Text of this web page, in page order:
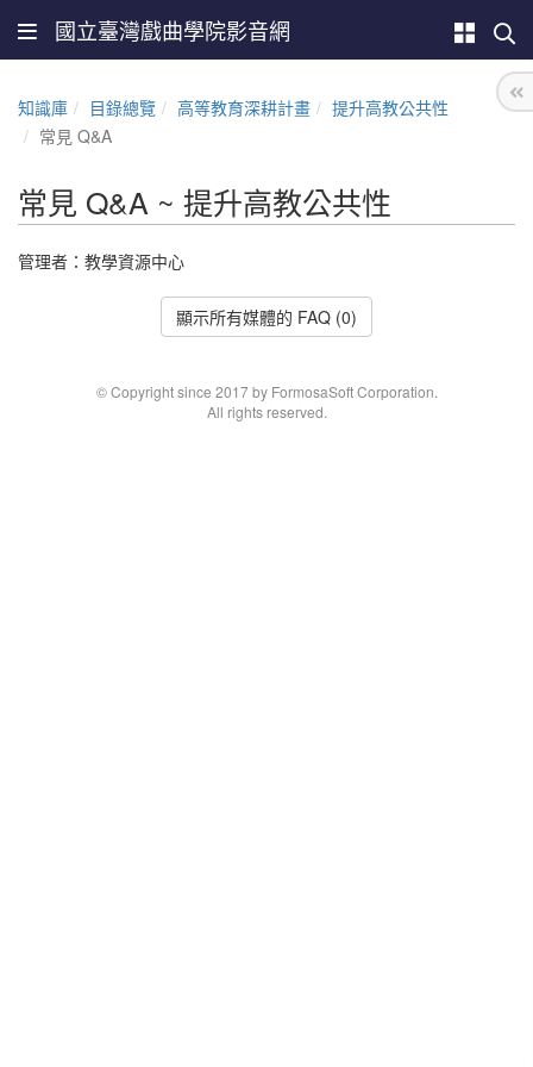
國立臺灣戲曲學院影音網
知識庫 目錄總覽 高等教育深耕計畫
提升高教公共性
常見 Q&A
常見 Q&A ~ 提升高教公共性
管理者：教學資源中心
顯示所有媒體的 FAQ (0)
© Copyright since 2017 by FormosaSoft Corporation.
All rights reserved.